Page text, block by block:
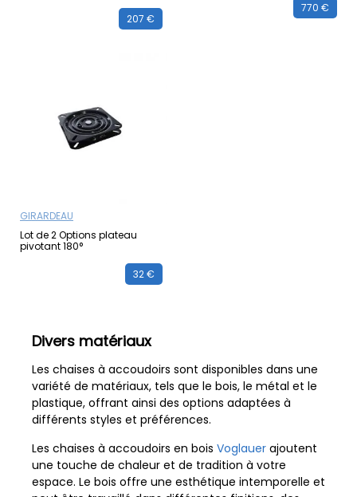
207 €
770 €
GIRARDEAU
Lot de 2 Options plateau
pivotant 180°
32 €
Divers matériaux
Les chaises à accoudoirs sont disponibles dans une
variété de matériaux, tels que le bois, le métal et le
plastique, offrant ainsi des options adaptées à
différents styles et préférences.
Les chaises à accoudoirs en bois Voglauer ajoutent
une touche de chaleur et de tradition à votre
espace. Le bois offre une esthétique intemporelle et